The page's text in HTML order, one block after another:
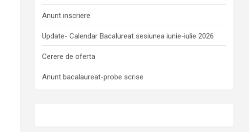
Anunt inscriere
Update- Calendar Bacalureat sesiunea iunie-iulie 2026
Cerere de oferta
Anunt bacalaureat-probe scrise